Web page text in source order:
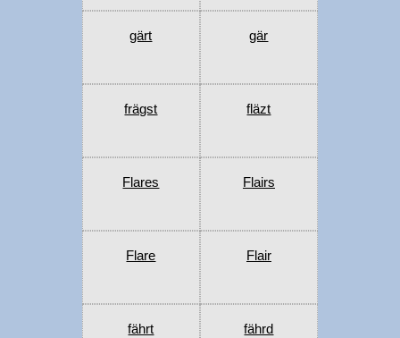
gärt gär
frägst fläzt
Flares Flairs
Flare Flair
fährt fährd